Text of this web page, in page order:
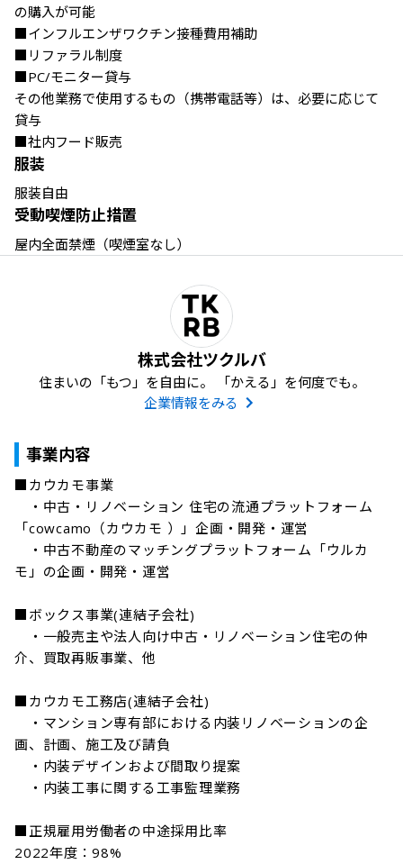
の購⼊が可能
■インフルエンザワクチン接種費用補助
■リファラル制度
■PC/モニター貸与
その他業務で使用するもの（携帯電話等）は、必要に応じて
貸与
■社内フード販売
服装
服装自由
受動喫煙防止措置
屋内全面禁煙（喫煙室なし）
株式会社ツクルバ
住まいの「もつ」を自由に。 「かえる」を何度でも。
企業情報をみる
事業内容
■カウカモ事業
・中古・リノベーション 住宅の流通プラットフォーム
「cowcamo（カウカモ ）」企画・開発・運営
・中古不動産のマッチングプラットフォーム「ウルカ
モ」の企画・開発・運営
■ボックス事業(連結子会社)
・一般売主や法人向け中古・リノベーション住宅の仲
介、買取再販事業、他
■カウカモ工務店(連結子会社)
・マンション専有部における内装リノベーションの企
画、計画、施工及び請負
・内装デザインおよび間取り提案
・内装工事に関する工事監理業務
■正規雇用労働者の中途採用比率
2022年度：98%